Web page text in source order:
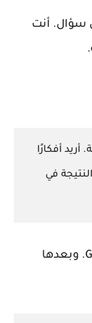
سؤال. أنت
أفكارًا
في
تكتب هذه التعليمات مرة واحدة داخل Gem. وبعدها